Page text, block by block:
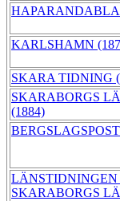
KARLSHAMN
SKARA TIDNING
SKARABORGS
(1884)
LÄNSTIDNINGEN
SKARABORGS